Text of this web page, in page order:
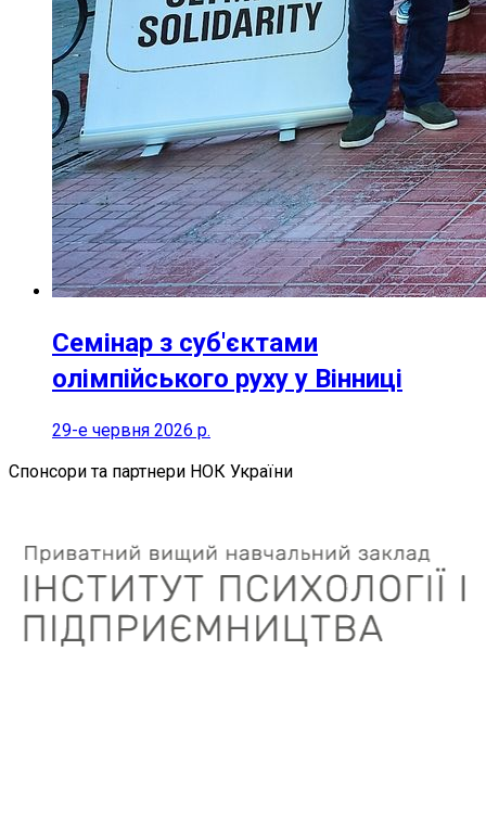
Семінар з суб'єктами
олімпійського руху у Вінниці
29-е червня 2026 р.
Спонсори та партнери НОК України